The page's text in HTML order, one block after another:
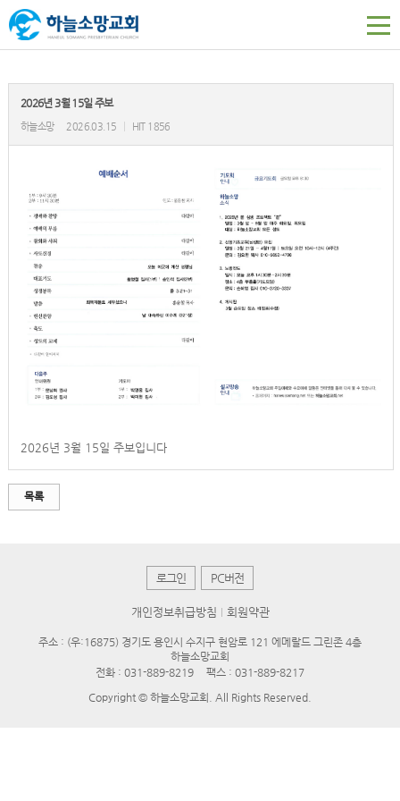
2026년 3월 15일 주보
하늘소망 2026.03.15 HIT 1856
2026년 3월 15일 주보입니다
목록
로그인 PC버전
개인정보취급방침 회원약관
주소 : (우:16875) 경기도 용인시 수지구 현암로 121 에메랄드 그린존 4층
하늘소망교회
전화 : 031-889-8219
팩스 : 031-889-8217
Copyright © 하늘소망교회. All Rights Reserved.